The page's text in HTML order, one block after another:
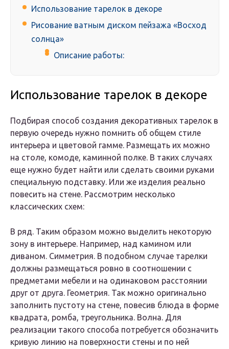
Использование тарелок в декоре
Рисование ватным диском пейзажа «Восход
солнца»
Описание работы:
Использование тарелок в декоре
Подбирая способ создания декоративных тарелок в
первую очередь нужно помнить об общем стиле
интерьера и цветовой гамме. Размещать их можно
на столе, комоде, каминной полке. В таких случаях
еще нужно будет найти или сделать своими руками
специальную подставку. Или же изделия реально
повесить на стене. Рассмотрим несколько
классических схем:
В ряд. Таким образом можно выделить некоторую
зону в интерьере. Например, над камином или
диваном. Симметрия. В подобном случае тарелки
должны размещаться ровно в соотношении с
предметами мебели и на одинаковом расстоянии
друг от друга. Геометрия. Так можно оригинально
заполнить пустоту на стене, повесив блюда в форме
квадрата, ромба, треугольника. Волна. Для
реализации такого способа потребуется обозначить
кривую линию на поверхности стены и по ней